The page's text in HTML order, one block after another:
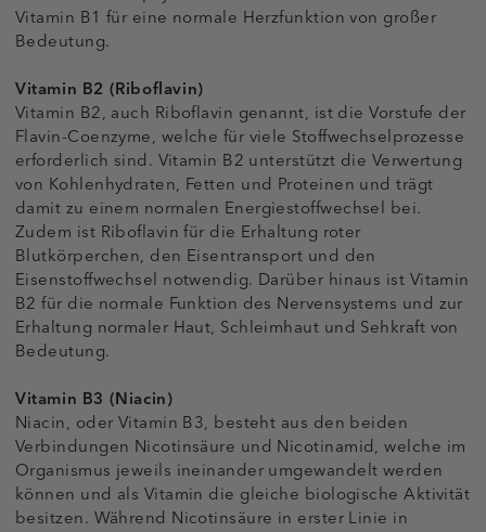
Vitamin B1 für eine normale Herzfunktion von großer
Bedeutung.
Vitamin B2 (Riboflavin)
Vitamin B2, auch Riboflavin genannt, ist die Vorstufe der
Flavin-Coenzyme, welche für viele Stoffwechselprozesse
erforderlich sind. Vitamin B2 unterstützt die Verwertung
von Kohlenhydraten, Fetten und Proteinen und trägt
damit zu einem normalen Energiestoffwechsel bei.
Zudem ist Riboflavin für die Erhaltung roter
Blutkörperchen, den Eisentransport und den
Eisenstoffwechsel notwendig. Darüber hinaus ist Vitamin
B2 für die normale Funktion des Nervensystems und zur
Erhaltung normaler Haut, Schleimhaut und Sehkraft von
Bedeutung.
Vitamin B3 (Niacin)
Niacin, oder Vitamin B3, besteht aus den beiden
Verbindungen Nicotinsäure und Nicotinamid, welche im
Organismus jeweils ineinander umgewandelt werden
können und als Vitamin die gleiche biologische Aktivität
besitzen. Während Nicotinsäure in erster Linie in